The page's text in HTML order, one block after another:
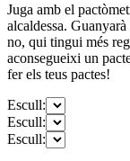
Juga amb el
alcaldessa.
no, qui tingui més
aconsegueixi un
fer els teus pactes!
Escull:
Escull:
Escull: